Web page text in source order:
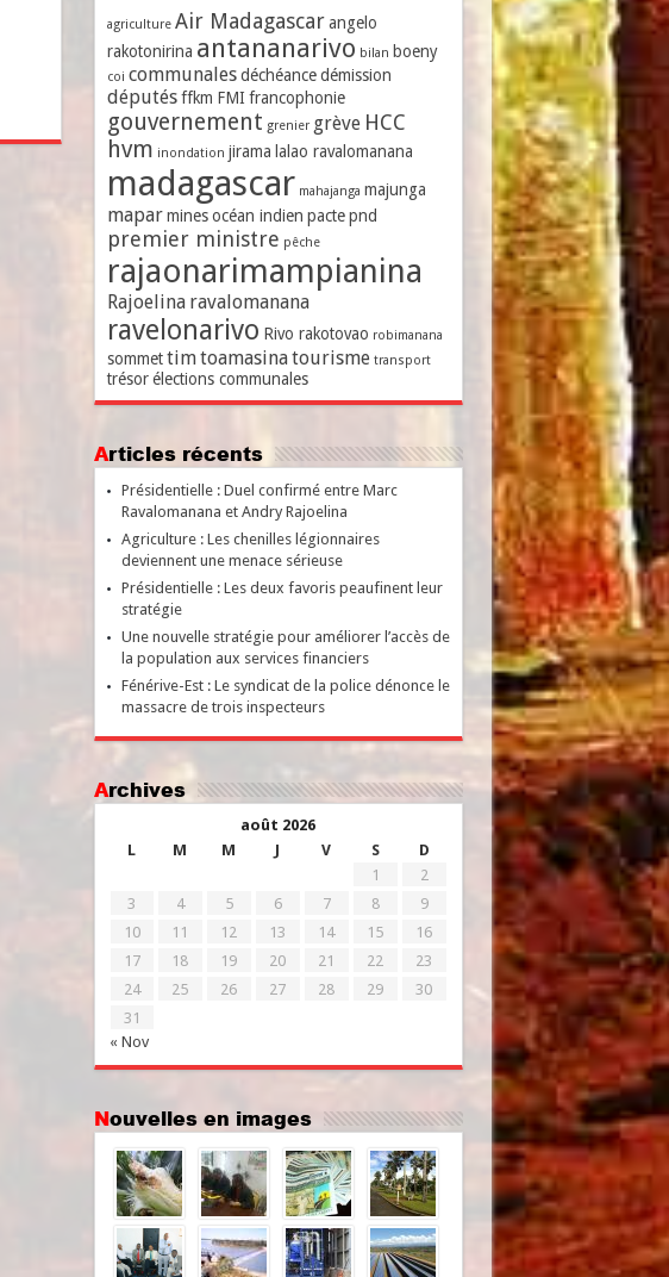
agriculture Air Madagascar angelo
rakotonirina antananarivo bilan boeny
coi communales déchéance démission
députés ffkm FMI francophonie
gouvernement grenier grève HCC
hvm inondation jirama lalao ravalomanana
madagascar mahajanga majunga
mapar mines océan indien pacte pnd
premier ministre pêche
rajaonarimampianina
Rajoelina ravalomanana
ravelonarivo Rivo rakotovao robimanana
sommet timtoamasinatourisme transport
trésor élections communales
Articles récents
Présidentielle : Duel confirmé entre Marc
Ravalomanana et Andry Rajoelina
Agriculture : Les chenilles légionnaires
deviennent une menace sérieuse
Présidentielle : Les deux favoris peaufinent leur
stratégie
Une nouvelle stratégie pour améliorer l’accès de
la population aux services financiers
Fénérive-Est : Le syndicat de la police dénonce le
massacre de trois inspecteurs
Archives
août 2026
L
M M J V S D
« Nov
1
2
3
4 5 6 7 8
9
10
11 12 13 14 15
16
17
18 19 20 21 22
23
24
25 26 27 28 29
30
31
Nouvelles en images